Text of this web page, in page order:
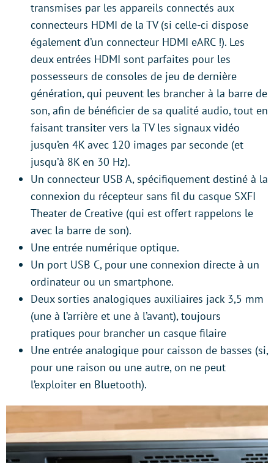
transmises par les appareils connectés aux
connecteurs HDMI de la TV (si celle-ci dispose
également d’un connecteur HDMI eARC !). Les
deux entrées HDMI sont parfaites pour les
possesseurs de consoles de jeu de dernière
génération, qui peuvent les brancher à la barre de
son, afin de bénéficier de sa qualité audio, tout en
faisant transiter vers la TV les signaux vidéo
jusqu’en 4K avec 120 images par seconde (et
jusqu’à 8K en 30 Hz).
Un connecteur USB A, spécifiquement destiné à la
connexion du récepteur sans fil du casque SXFI
Theater de Creative (qui est offert rappelons le
avec la barre de son).
Une entrée numérique optique.
Un port USB C, pour une connexion directe à un
ordinateur ou un smartphone.
Deux sorties analogiques auxiliaires jack 3,5 mm
(une à l’arrière et une à l’avant), toujours
pratiques pour brancher un casque filaire
Une entrée analogique pour caisson de basses (si,
pour une raison ou une autre, on ne peut
l’exploiter en Bluetooth).